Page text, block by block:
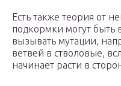
Есть также теория от
подкормки могут
вызывать мутации,
ветвей в стволовые,
начинает расти в